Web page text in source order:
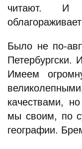
читают. И
Было не по-
Имеем
качествами,
мы своим, по
географии.